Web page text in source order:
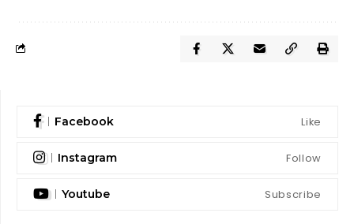
Facebook Like
Instagram Follow
Youtube Subscribe